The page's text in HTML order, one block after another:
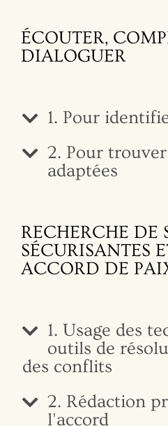
ÉCOUTER,
DIALOGUER
1. Pour
2. Pour
adaptées
RECHERCHE DE
SÉCURISANTES
ACCORD DE
1. Usage des
outils de
des conflits
2. Rédaction
l'accord